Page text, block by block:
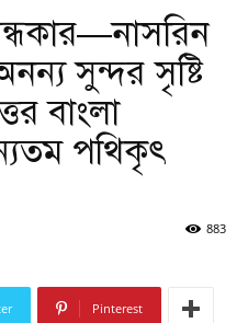
সুন্দর সৃষ্টি
বাংলা
পথিকৃৎ
883
Pinterest